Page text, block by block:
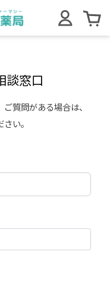
談窓口
質問がある場合は、
い。